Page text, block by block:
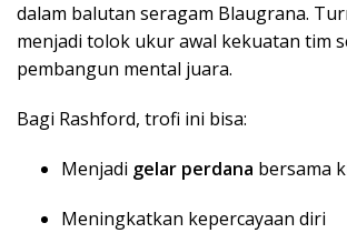
dalam balutan seragam Blaugrana.
menjadi tolok ukur awal kekuatan tim
pembangun mental juara.
Bagi Rashford, trofi ini bisa:
Menjadi gelar perdana bersama
Meningkatkan kepercayaan diri